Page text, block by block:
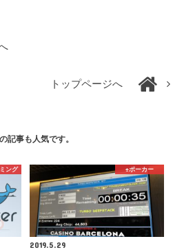
トップページへ
記事も人気です。
ング ♠️ポーカー
2019.5.29